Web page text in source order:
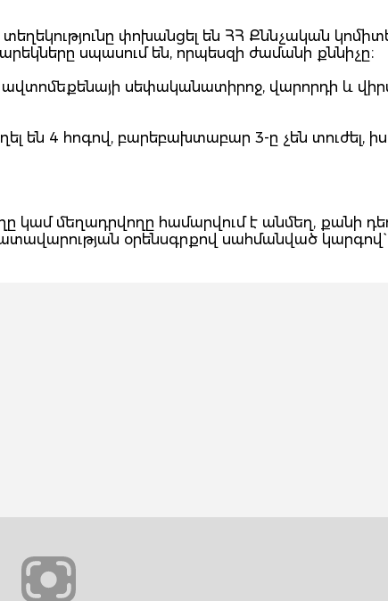
փոխանցել են ՀՀ Քննչական
սպասում են, որպեսզի ժամանի քննիչը։
սեփականատիրոջ, վարորդի և
են 4 հոգով, բարեբախտաբար 3-ը չեն տուժել,
կամ մեղադրվողը համարվում է անմեղ, քանի
օրենսգրքով սահմանված